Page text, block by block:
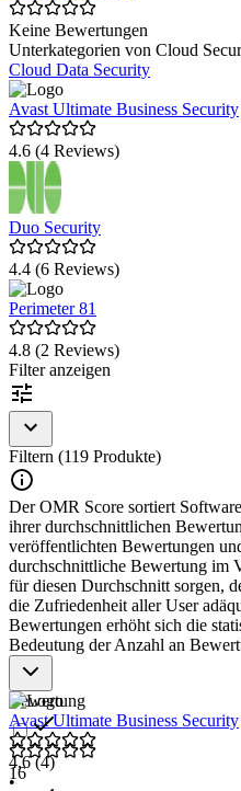
Keine Bewertungen
Unterkategorien von Cloud
Cloud Data Security
Avast Ultimate Business Security
4.6 (4 Reviews)
Duo Security
4.4 (6 Reviews)
Perimeter 81
4.8 (2 Reviews)
Item
1
of
Filter anzeigen
Filtern (119 Produkte)
Der OMR Score sortiert
ihrer durchschnittlichen
veröffentlichten Bewertungen
durchschnittliche Bewertung im
für diesen Durchschnitt sorgen,
die Zufriedenheit aller User
Bewertungen erhöht sich die
Bedeutung der Anzahl an
Bewertung
16
Avast Ultimate Business Security
4,6(4)
•